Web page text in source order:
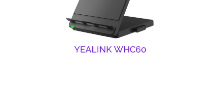
YEALINK WHC60